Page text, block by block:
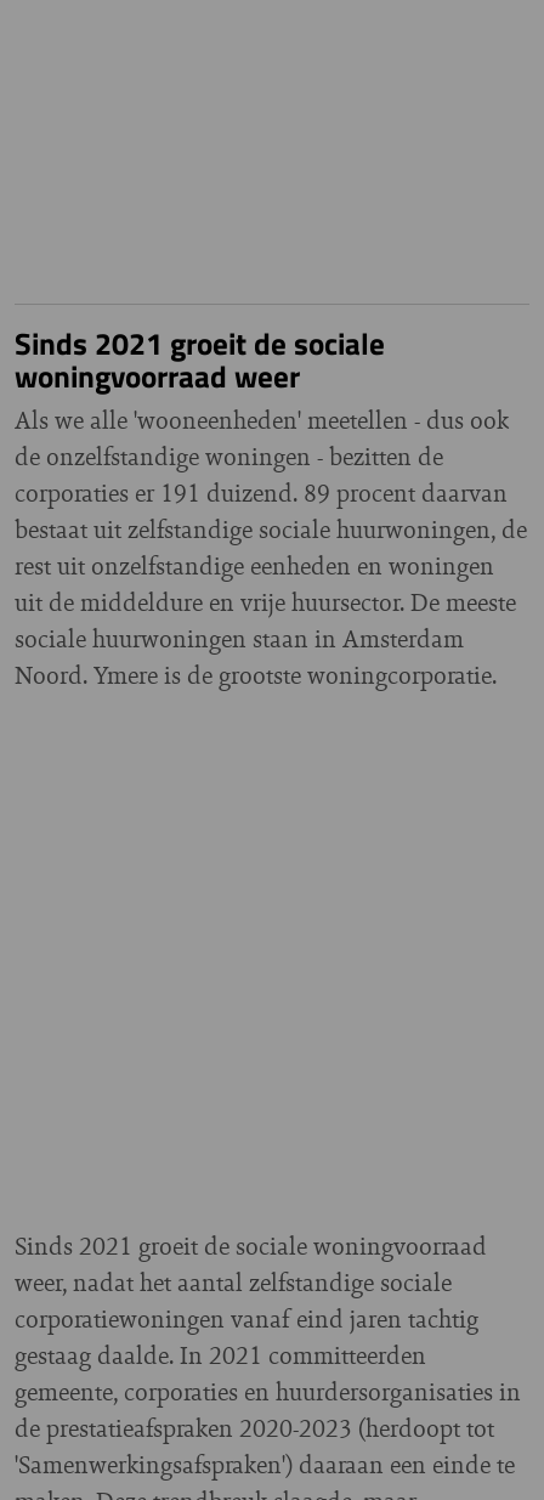
Sinds 2021 groeit de sociale
woningvoorraad weer
Als we alle 'wooneenheden' meetellen - dus ook
de onzelfstandige woningen - bezitten de
corporaties er 191 duizend. 89 procent daarvan
bestaat uit zelfstandige sociale huurwoningen, de
rest uit onzelfstandige eenheden en woningen
uit de middeldure en vrije huursector. De meeste
sociale huurwoningen staan in Amsterdam
Noord. Ymere is de grootste woningcorporatie.
Sinds 2021 groeit de sociale woningvoorraad
weer, nadat het aantal zelfstandige sociale
corporatiewoningen vanaf eind jaren tachtig
gestaag daalde. In 2021 committeerden
gemeente, corporaties en huurdersorganisaties in
de prestatieafspraken 2020-2023 (herdoopt tot
'Samenwerkingsafspraken') daaraan een einde te